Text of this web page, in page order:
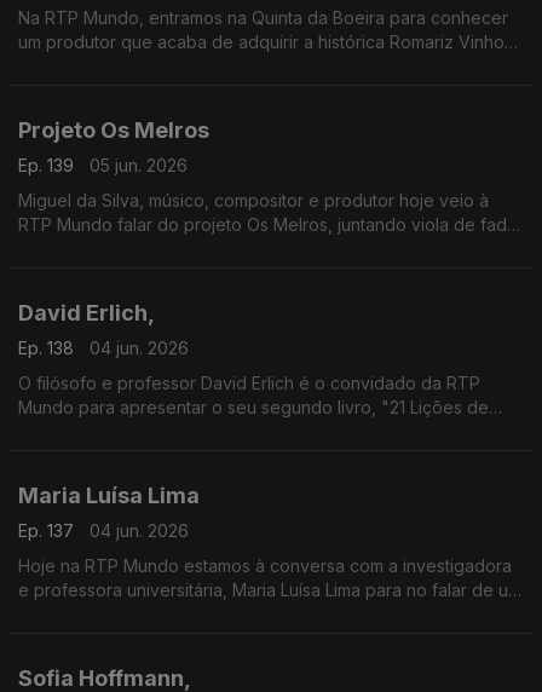
Na RTP Mundo, entramos na Quinta da Boeira para conhecer
um produtor que acaba de adquirir a histórica Romariz Vinhos.
Projeto Os Melros
Ep. 139
05 jun. 2026
Miguel da Silva, músico, compositor e produtor hoje veio à
RTP Mundo falar do projeto Os Melros, juntando viola de fado,
David Erlich,
Ep. 138
04 jun. 2026
O filósofo e professor David Erlich é o convidado da RTP
Mundo para apresentar o seu segundo livro, "21 Lições de
Maria Luísa Lima
Ep. 137
04 jun. 2026
Hoje na RTP Mundo estamos à conversa com a investigadora
e professora universitária, Maria Luísa Lima para no falar de um
Sofia Hoffmann,